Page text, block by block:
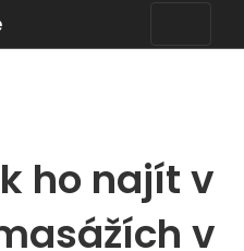
ho najít v
v